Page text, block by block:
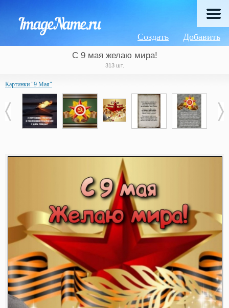
Добавить
Создать
С 9 мая желаю мира!
313 шт.
Картинки "9 Мая"